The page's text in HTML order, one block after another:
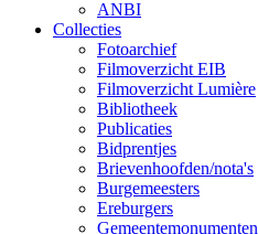
ANBI
Collecties
Fotoarchief
Filmoverzicht EIB
Filmoverzicht Lumière
Bibliotheek
Publicaties
Bidprentjes
Brievenhoofden/nota's
Burgemeesters
Ereburgers
Gemeentemonumenten